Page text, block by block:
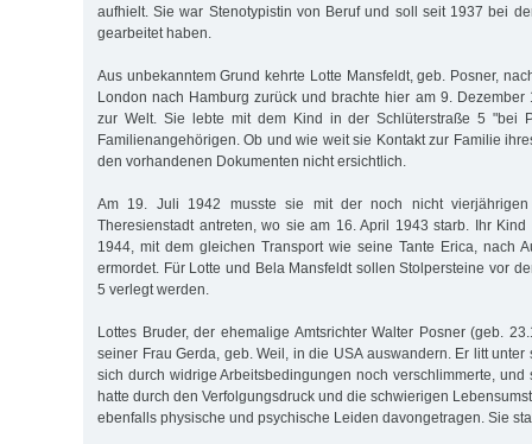
aufhielt. Sie war Stenotypistin von Beruf und soll seit 1937 bei
gearbeitet haben.
Aus unbekanntem Grund kehrte Lotte Mansfeldt, geb. Posner,
London nach Hamburg zurück und brachte hier am 9. Dezember
zur Welt. Sie lebte mit dem Kind in der Schlüterstraße 5 "bei
Familienangehörigen. Ob und wie weit sie Kontakt zur Familie
den vorhandenen Dokumenten nicht ersichtlich.
Am 19. Juli 1942 musste sie mit der noch nicht
Theresienstadt antreten, wo sie am 16. April 1943 starb. Ihr
1944, mit dem gleichen Transport wie seine Tante Erica, nach
ermordet. Für Lotte und Bela Mansfeldt sollen Stolpersteine vor
5 verlegt werden.
Lottes Bruder, der ehemalige Amtsrichter Walter Posner (geb.
seiner Frau Gerda, geb. Weil, in die USA auswandern. Er litt unter
sich durch widrige Arbeitsbedingungen noch verschlimmerte, und
hatte durch den Verfolgungsdruck und die schwierigen
ebenfalls physische und psychische Leiden davongetragen. Sie